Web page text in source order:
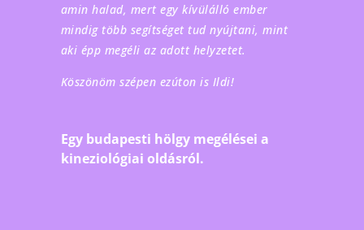
amin halad, mert egy kívülálló ember
mindig több segítséget tud nyújtani, mint
aki épp megéli az adott helyzetet.
Köszönöm szépen ezúton is Ildi!
Egy budapesti hölgy megélései a
kineziológiai oldásról.